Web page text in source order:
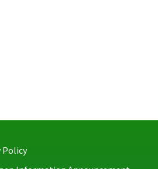
Policy